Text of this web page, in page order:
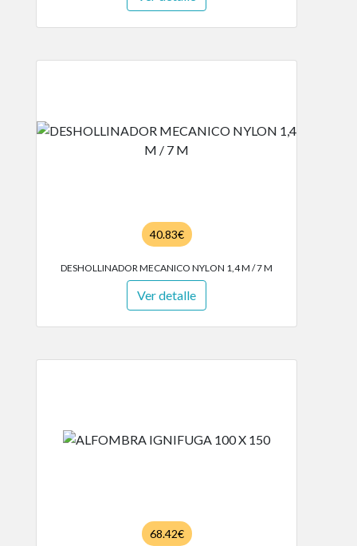
40.83€
DESHOLLINADOR MECANICO NYLON 1,4 M / 7 M
Ver detalle
68.42€